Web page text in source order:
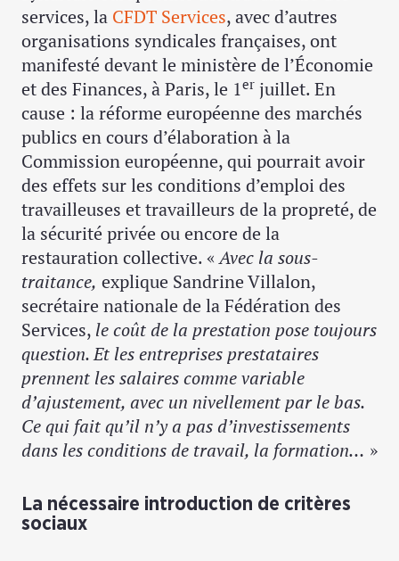
services, la CFDT Services, avec d’autres
organisations syndicales françaises, ont
manifesté devant le ministère de l’Économie
et des Finances, à Paris, le 1er juillet. En
cause : la réforme européenne des marchés
publics en cours d’élaboration à la
Commission européenne, qui pourrait avoir
des effets sur les conditions d’emploi des
travailleuses et travailleurs de la propreté, de
la sécurité privée ou encore de la
restauration collective. «Avec la sous-
traitance, explique Sandrine Villalon,
secrétaire nationale de la Fédération des
Services, le coût de la prestation pose toujours
question. Et les entreprises prestataires
prennent les salaires comme variable
d’ajustement, avec un nivellement par le bas.
Ce qui fait qu’il n’y a pas d’investissements
dans les conditions de travail, la formation… »
La nécessaire introduction de critères
sociaux